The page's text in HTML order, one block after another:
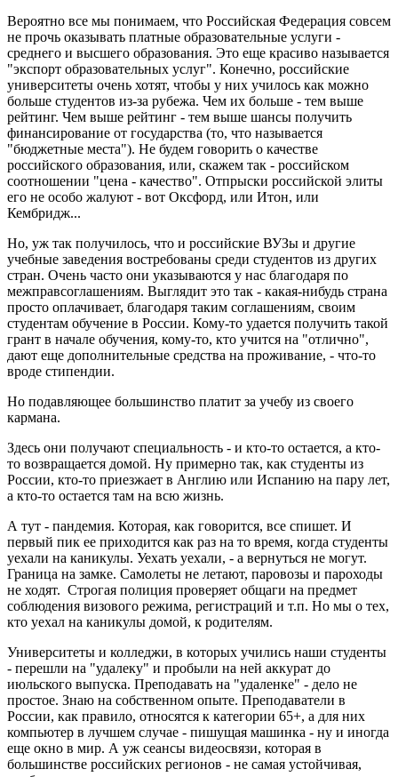
Вероятно все мы понимаем, что Российская Федерация совсем
не прочь оказывать платные образовательные услуги -
среднего и высшего образования. Это еще красиво называется
"экспорт образовательных услуг". Конечно, российские
университеты очень хотят, чтобы у них училось как можно
больше студентов из-за рубежа. Чем их больше - тем выше
рейтинг. Чем выше рейтинг - тем выше шансы получить
финансирование от государства (то, что называется
"бюджетные места"). Не будем говорить о качестве
российского образования, или, скажем так - российском
соотношении "цена - качество". Отпрыски российской элиты
его не особо жалуют - вот Оксфорд, или Итон, или
Кембридж...
Но, уж так получилось, что и российские ВУЗы и другие
учебные заведения востребованы среди студентов из других
стран. Очень часто они указываются у нас благодаря по
межправсоглашениям. Выглядит это так - какая-нибудь страна
просто оплачивает, благодаря таким соглашениям, своим
студентам обучение в России. Кому-то удается получить такой
грант в начале обучения, кому-то, кто учится на "отлично",
дают еще дополнительные средства на проживание, - что-то
вроде стипендии.
Но подавляющее большинство платит за учебу из своего
кармана.
Здесь они получают специальность - и кто-то остается, а кто-
то возвращается домой. Ну примерно так, как студенты из
России, кто-то приезжает в Англию или Испанию на пару лет,
а кто-то остается там на всю жизнь.
А тут - пандемия. Которая, как говорится, все спишет. И
первый пик ее приходится как раз на то время, когда студенты
уехали на каникулы. Уехать уехали, - а вернуться не могут.
Граница на замке. Самолеты не летают, паровозы и пароходы
не ходят. Строгая полиция проверяет общаги на предмет
соблюдения визового режима, регистраций и т.п. Но мы о тех,
кто уехал на каникулы домой, к родителям.
Университеты и колледжи, в которых учились наши студенты
- перешли на "удалеку" и пробыли на ней аккурат до
июльского выпуска. Преподавать на "удаленке" - дело не
простое. Знаю на собственном опыте. Преподаватели в
России, как правило, относятся к категории 65+, а для них
компьютер в лучшем случае - пишущая машинка - ну и иногда
еще окно в мир. А уж сеансы видеосвязи, которая в
большинстве российских регионов - не самая устойчивая,